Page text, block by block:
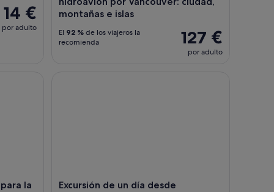
14 €
por adulto
montañas e islas
127 €
por adulto
El 92 % de los viajeros la
recomienda
la
Excursión de un día desde